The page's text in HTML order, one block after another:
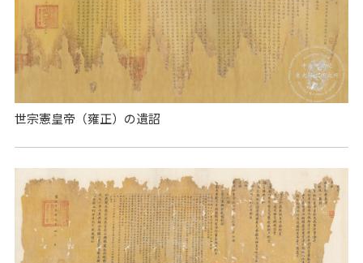
世宗憲皇帝（雍正）の遺詔